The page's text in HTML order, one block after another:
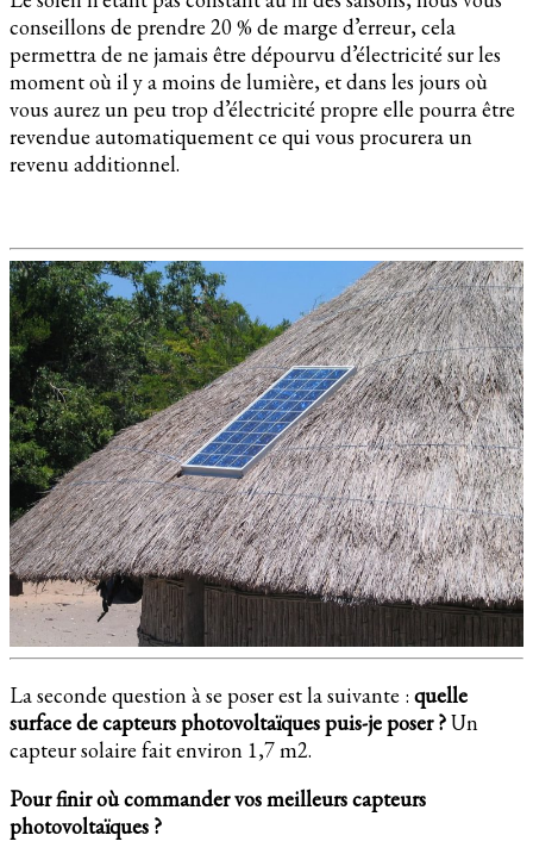
conseillons de prendre 20 % de marge d’erreur, cela
permettra de ne jamais être dépourvu d’électricité sur les
moment où il y a moins de lumière, et dans les jours où
vous aurez un peu trop d’électricité propre elle pourra être
revendue automatiquement ce qui vous procurera un
revenu additionnel.
La seconde question à se poser est la suivante : quelle
surface de capteurs photovoltaïques puis-je poser ?Un
capteur solaire fait environ 1,7 m2.
Pour finir où commander vos meilleurs capteurs
photovoltaïques ?